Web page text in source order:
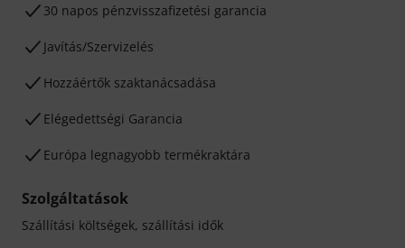
30 napos pénzvisszafizetési garancia
Javítás/Szervizelés
Hozzáértők szaktanácsadása
Elégedettségi Garancia
Európa legnagyobb termékraktára
Szolgáltatások
Szállítási költségek, szállítási idők